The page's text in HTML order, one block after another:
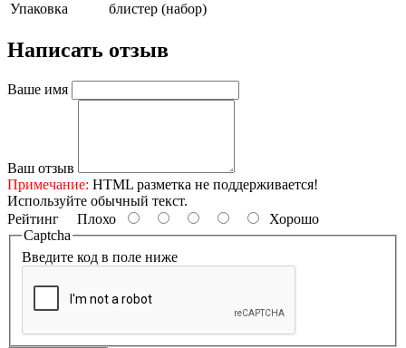
Упаковка
блистер (набор)
Написать отзыв
Ваше имя
Ваш отзыв
Примечание: HTML разметка не поддерживается!
Используйте обычный текст.
Рейтинг Плохо
Хорошо
Captcha
Введите код в поле ниже